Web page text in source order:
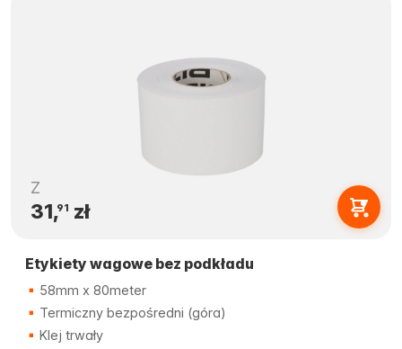
Z
31,91 zł
Etykiety wagowe bez podkładu
58mm x 80meter
Termiczny bezpośredni (góra)
Klej trwały